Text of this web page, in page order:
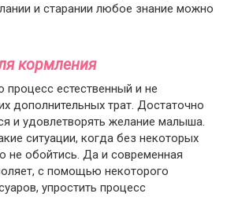
и старании любое знание можно
кормления
процесс естественный и не
дополнительных трат. Достаточно
и удовлетворять желание малыша.
ситуации, когда без некоторых
не обойтись. Да и современная
с помощью некоторого
упростить процесс